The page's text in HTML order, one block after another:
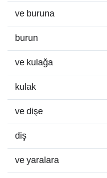
ve buruna
burun
ve kulağa
kulak
ve dişe
diş
ve yaralara